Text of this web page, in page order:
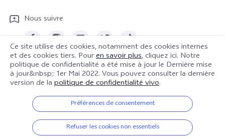
Manuel de l'utilisateur
Mise à jour du système
Journal des mises à jour
Notes de mise à jour
Politique de garantie
Politique de confidentialité
Centre de confidentialité vivo
Nous suivre
France | Sélectionnez un pays / une région
© 2026 vivo Mobile Communication Co., Ltd. Tous droits réservés.
Politique de confidentialité | Politique relative aux cookies
Assistance en matière de confidentialité |
Ce site utilise des cookies, notamment des cookies internes
et des cookies tiers. Pouren savoir plus, cliquez ici. Notre
politique de confidentialité a été mise à jour le Dernière mise
à jour&nbsp;: 1er Mai 2022. Vous pouvez consulter la dernière
version de la politique de confidentialité vivo.
Préférences de consentement
Refuser les cookies non essentiels